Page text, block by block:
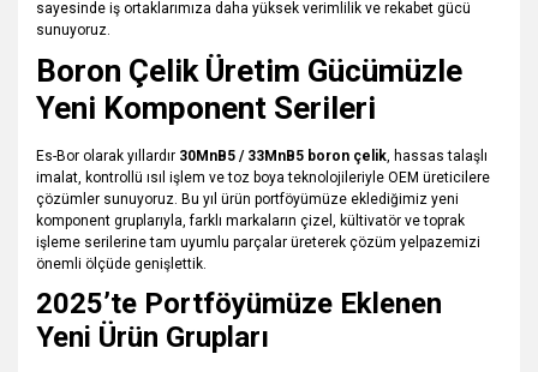
sayesinde iş ortaklarımıza daha yüksek verimlilik ve rekabet gücü
sunuyoruz.
Boron Çelik Üretim Gücümüzle
Yeni Komponent Serileri
Es-Bor olarak yıllardır 30MnB5 / 33MnB5 boron çelik, hassas talaşlı
imalat, kontrollü ısıl işlem ve toz boya teknolojileriyle OEM üreticilere
çözümler sunuyoruz. Bu yıl ürün portföyümüze eklediğimiz yeni
komponent gruplarıyla, farklı markaların çizel, kültivatör ve toprak
işleme serilerine tam uyumlu parçalar üreterek çözüm yelpazemizi
önemli ölçüde genişlettik.
2025’te Portföyümüze Eklenen
Yeni Ürün Grupları